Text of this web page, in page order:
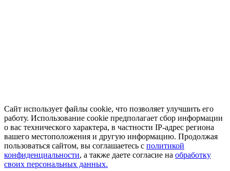
Сайт использует файлы cookie, что позволяет улучшить его
работу. Использование cookie предполагает сбор информации
о вас технического характера, в частности IP-адрес региона
вашего местоположения и другую информацию. Продолжая
пользоваться сайтом, вы соглашаетесь с политикой
конфиденциальности, а также даете согласие на обработку
своих персональных данных.